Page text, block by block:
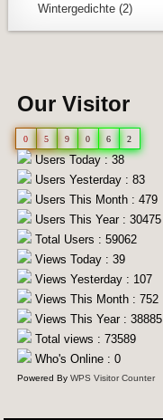
Wintergedichte (2)
Our Visitor
0 5 9 0 6 2
Users Today : 38
Users Yesterday : 83
Users This Month : 479
Users This Year : 30475
Total Users : 59062
Views Today : 39
Views Yesterday : 107
Views This Month : 752
Views This Year : 38885
Total views : 73589
Who's Online : 0
Powered ByWPS Visitor Counter